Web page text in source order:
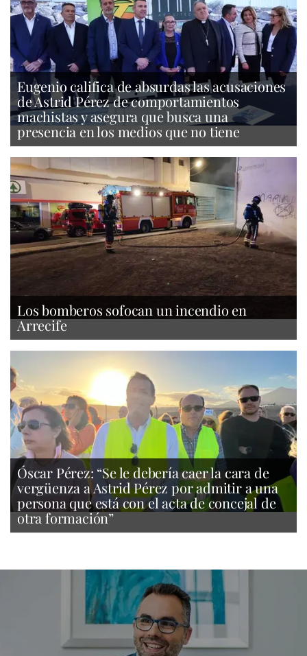
Eugenio califica de absurdas las acusaciones
de Astrid Pérez de comportamientos
machistas y asegura que busca una
presencia en los medios que no tiene
Los bomberos sofocan un incendio en
Arrecife
Óscar Pérez: “Se le debería caer la cara de
vergüenza a Astrid Pérez por admitir a una
persona que está con el acta de concejal de
otra formación”